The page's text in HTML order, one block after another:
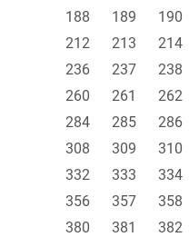
188
189 190
212
213 214
236
237 238
260
261 262
284
285 286
308
309 310
332
333 334
356
357 358
380
381 382